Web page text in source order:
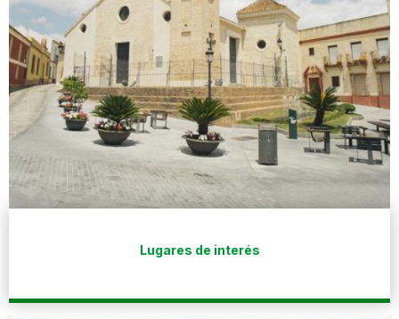
Lugares de interés